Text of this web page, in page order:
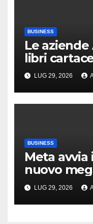
BUSINESS
Le
libri
loroLUG 29, 2026
BUSINESS
Meta avvia
nuovo
Texas
LUG 29, 2026